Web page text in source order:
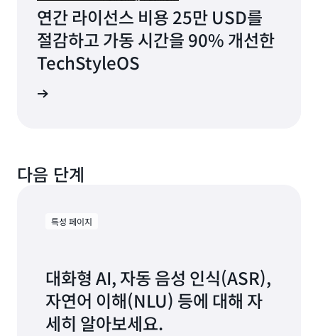
연간 라이선스 비용 25만 USD를
절감하고 가동 시간을 90% 개선한
TechStyleOS
다음 단계
특성 페이지
대화형 AI, 자동 음성 인식(ASR),
자연어 이해(NLU) 등에 대해 자
세히 알아보세요.